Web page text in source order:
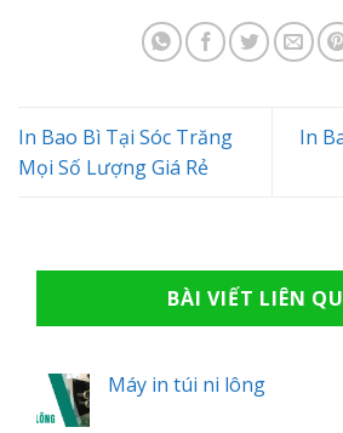
In Bao Bì Tại Sóc Trăng
Mọi Số Lượng Giá Rẻ
In
BÀI VIẾT LIÊN
Máy in túi ni lông